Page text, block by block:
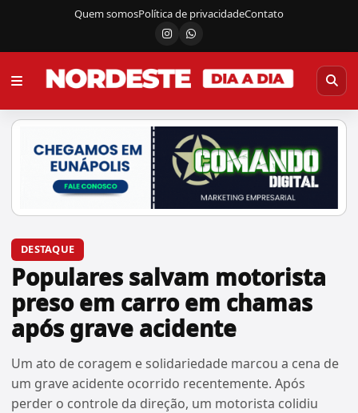
Quem somosPolítica de privacidadeContato
InstagramCanal do WhatsApp
DESTAQUE
Populares salvam motorista
preso em carro em chamas
após grave acidente
Um ato de coragem e solidariedade marcou a cena de
um grave acidente ocorrido recentemente. Após
perder o controle da direção, um motorista colidiu